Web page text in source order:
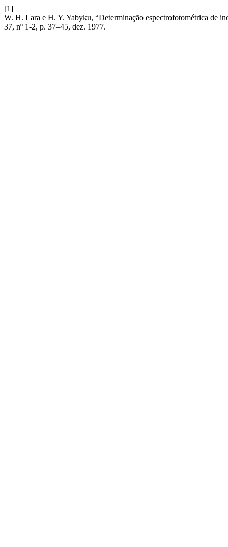
[1]
W. H. Lara e H. Y. Yabyku, “Determinação espectrofotométrica de
37, nº 1-2, p. 37–45, dez. 1977.